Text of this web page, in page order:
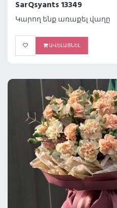
SarQsyants 13349
Կարող ենք առաքել վաղը
ԱՎԵԼԱՑՆԵԼ